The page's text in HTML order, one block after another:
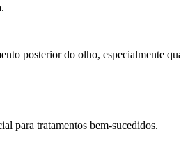
posterior do olho, especialmente
para tratamentos bem-sucedidos.